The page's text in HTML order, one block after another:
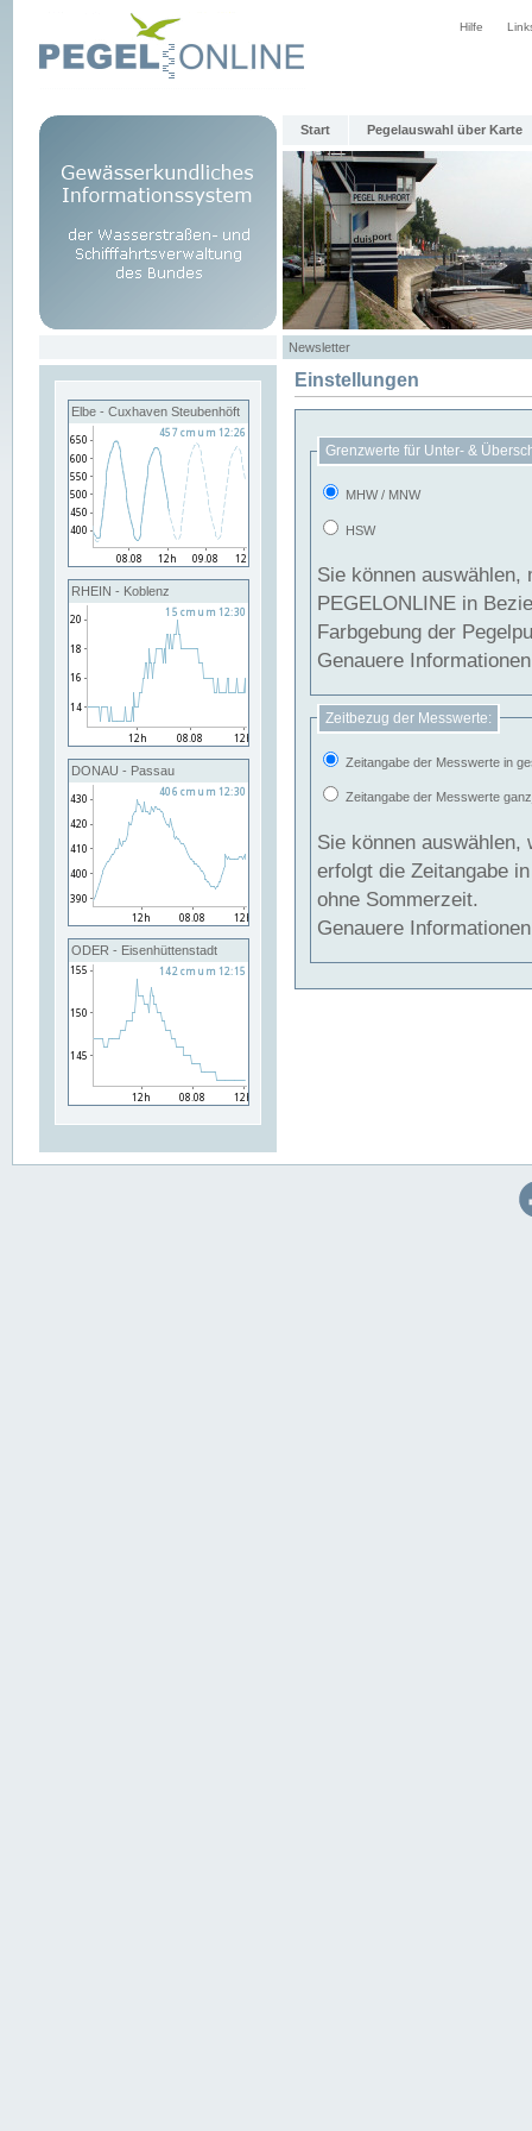
Hilfe
Start Pegelauswahl über Karte
Newsletter
Elbe - Cuxhaven Steubenhöft
RHEIN - Koblenz
DONAU - Passau
ODER - Eisenhüttenstadt
Einstellungen
Grenzwerte für Unter- &
MHW / MNW
HSW
Sie können
PEGELONLINE in Beziehung
Farbgebung der
Genauere
Zeitbezug der Messwerte:
Zeitangabe der Messwerte in
Zeitangabe der Messwerte
Sie können auswählen,
erfolgt die Zeitangabe
ohne Sommerzeit.
Genauere